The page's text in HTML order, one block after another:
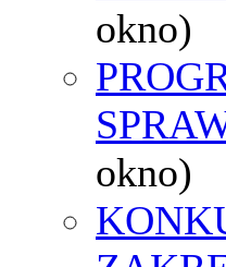
okno)
okno)